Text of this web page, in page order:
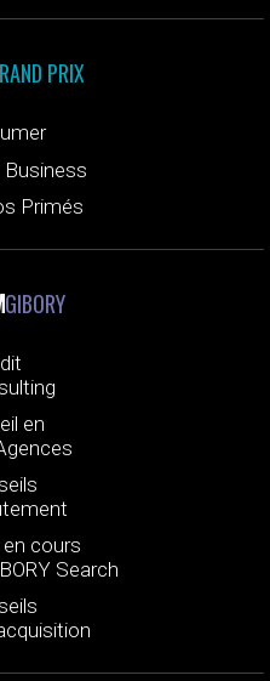
PRIX
Primés
GIBORY
en
cours
Search